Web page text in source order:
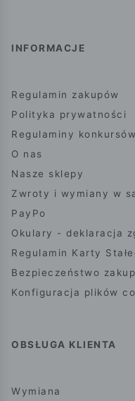
INFORMACJE
Regulamin zakupów
Polityka prywatności
Regulaminy
O nas
Nasze sklepy
Zwroty i wymiany w
PayPo
Okulary - deklaracja
Regulamin Karty
Bezpieczeństwo
Konfiguracja plików
OBSŁUGA KLIENTA
Wymiana